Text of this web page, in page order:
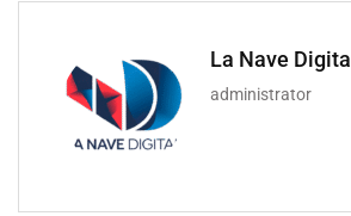
La Nave Digital
administrator